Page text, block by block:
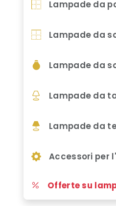
Lampade da
Lampade da
Lampade da
Lampade da
Lampade da
Accessori per
Offerte su